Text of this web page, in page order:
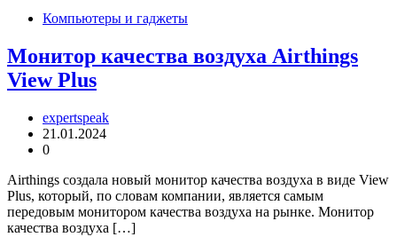
Компьютеры и гаджеты
Монитор качества воздуха Airthings
View Plus
expertspeak
21.01.2024
0
Airthings создала новый монитор качества воздуха в виде View
Plus, который, по словам компании, является самым
передовым монитором качества воздуха на рынке. Монитор
качества воздуха […]